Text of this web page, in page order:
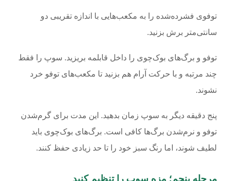
توفوی فشرده‌شده را به مکعب‌هایی با اندازه تقریبی دو
سانتی‌متر برش بزنید.
توفو و برگ‌های بوک‌چوی را داخل قابلمه بریزید. سوپ را فقط
چند مرتبه و با حرکت آرام هم بزنید تا مکعب‌های توفو خرد
نشوند.
پنج دقیقه دیگر به سوپ زمان بدهید. این مدت برای گرم‌شدن
توفو و نرم‌شدن برگ‌ها کافی است. برگ‌های بوک‌چوی باید
لطیف شوند، اما رنگ سبز خود را تا حد زیادی حفظ کنند.
مرحله پنجم؛ مزه سوپ را تنظیم کنید